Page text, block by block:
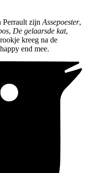
Perrault zijn Assepoester,
, De gelaarsde kat,
kreeg na de
end mee.